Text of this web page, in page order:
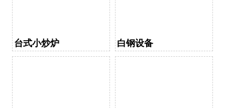
台式小炒炉 白钢设备